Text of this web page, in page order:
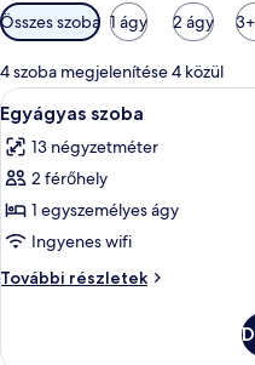
Szobákhoz
rendelkezésre
álló
szűrők
Összes szoba 1 ágy 2 ágy
4 szoba megjelenítése 4 közül
A
következő
szoba
összes
képének
megtekintése:
Egyágyas
szoba
5
Egyágyas szoba
13 négyzetméter
2 férőhely
1 egyszemélyes ágy
Ingyenes wifi
További részletek
Egyágyas